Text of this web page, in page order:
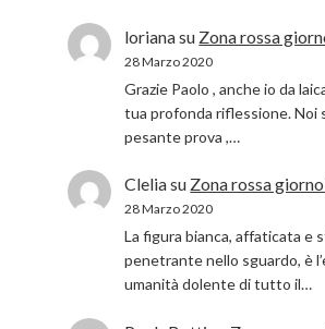
lorianasu Zona rossa
28 Marzo 2020
Grazie Paolo , anche io da
tua profonda riflessione. Noi
pesante prova ,…
Cleliasu Zona rossa
28 Marzo 2020
La figura bianca, affaticata e
penetrante nello sguardo, è
umanità dolente di tutto il…